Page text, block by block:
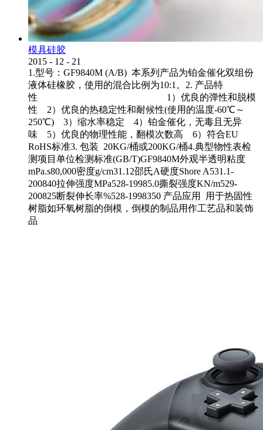
模具硅胶
2015 - 12 - 21
1.型号：GF9840M (A/B) 本系列产品为铂金催化双组份
液体硅橡胶，使用的混合比例为10:1。2. 产品特
性 1）优良的弹性和脱模
性 2）优良的热稳定性和耐候性(使用的温度-60℃～
250℃) 3）缩水率稳定 4）铂金催化，无毒且无异
味 5）优良的物理性能，翻模次数高 6）符合EU
RoHS标准3. 包装 20KG/桶或200KG/桶4.典型物性表检
测项目单位检测标准(GB/T)GF9840M外观半透明粘度
mPa.s80,000密度g/cm31.12邵氏A硬度Shore A531.1-
200840拉伸强度MPa528-19985.0撕裂强度KN/m529-
200825断裂伸长率%528-1998350 产品应用 用于热固性
树脂如环氧树脂的倒模，倒模的制品用作工艺品和装饰
品